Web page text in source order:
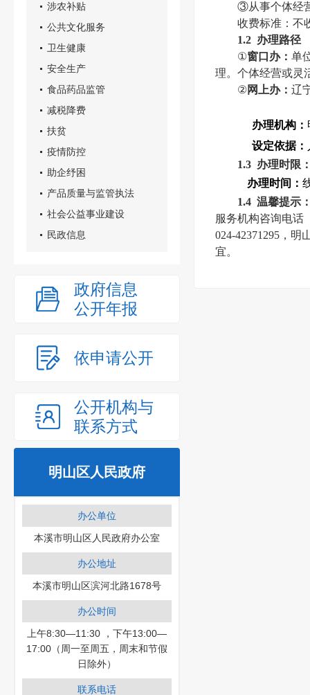
涉农补贴
公共文化服务
卫生健康
安全生产
食品药品监管
减税降费
扶贫
疫情防控
助企纾困
产品质量与监管执法
社会公益事业建设
民政信息
政府信息
公开年报
依申请公开
公开机构与
联系方式
明山区人民政府
办公单位
本溪市明山区人民政府办公室
办公地址
本溪市明山区滨河北路1678号
办公时间
上午8:30—11:30 ，下午13:00—
17:00（周一至周五，周末和节假
日除外）
联系电话
③从事个体经
收费标准 ：不
1.2 办理路径
①窗口办： 单
理。个体经营或灵
②网上办： 辽
办理机构：
设定依据：
1.3 办理时限
办理时间：
1.4 温馨提示
服务机构咨询电话
024-42371295，明
宜。